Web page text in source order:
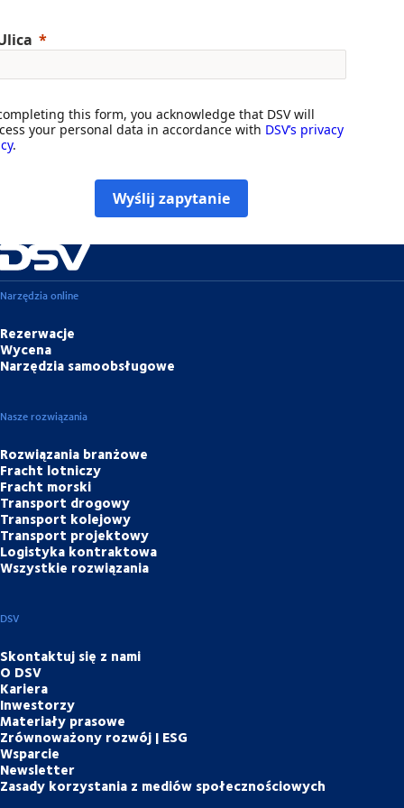
this form, you acknowledge that DSV will
your personal data in accordance with DSV’s privacy
.
Wyślij zapytanie
Narzędzia online
Rezerwacje
Wycena
Narzędzia samoobsługowe
Nasze rozwiązania
Rozwiązania branżowe
Fracht lotniczy
Fracht morski
Transport drogowy
Transport kolejowy
Transport projektowy
Logistyka kontraktowa
Wszystkie rozwiązania
DSV
Skontaktuj się z nami
O DSV
Kariera
Inwestorzy
Materiały prasowe
Zrównoważony rozwój | ESG
Wsparcie
Newsletter
Zasady korzystania z mediów społecznościowych